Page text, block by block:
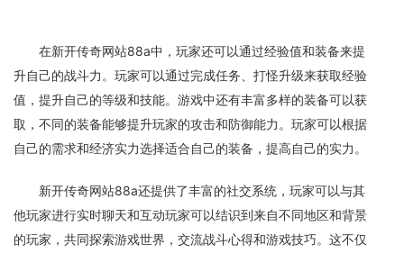
在新开传奇网站88a中，玩家还可以通过经验值和装备来提
升自己的战斗力。玩家可以通过完成任务、打怪升级来获取经验
值，提升自己的等级和技能。游戏中还有丰富多样的装备可以获
取，不同的装备能够提升玩家的攻击和防御能力。玩家可以根据
自己的需求和经济实力选择适合自己的装备，提高自己的实力。
新开传奇网站88a还提供了丰富的社交系统，玩家可以与其
他玩家进行实时聊天和互动玩家可以结识到来自不同地区和背景
的玩家，共同探索游戏世界，交流战斗心得和游戏技巧。这不仅